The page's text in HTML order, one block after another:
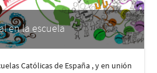
en la escuela
Católicas de España , y en unión